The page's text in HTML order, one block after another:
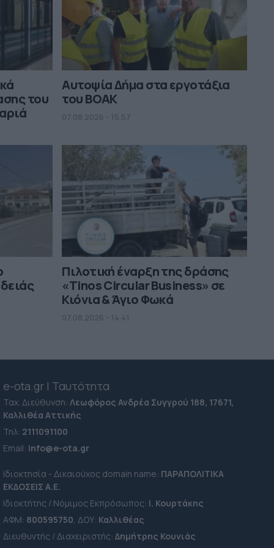
του
Αυτοψία Δήμα στα εργοτάξια
του ΒΟΑΚ
07.08.2026 - 15.57
Πιλοτική έναρξη της δράσης
«Tinos Circular Business» σε
Κιόνια & Άγιο Φωκά
07.08.2026 - 14.41
e-ota.gr | Ταυτότητα
Ταχ. Διεύθυνση:Λεωφόρος Ανδρέα Συγγρού 188, 17671,
Καλλιθέα Αττικής
Τηλ: 2111091100
Εmail: info@e-ota.gr
Ιδιοκτησία - Δικαιούχος domain name: ΠΑΡΑΠΟΛΙΤΙΚΑ
ΕΚΔΟΣΕΙΣ A.E.
Ιδιοκτήτης / Νόμιμος Εκπρόσωπος: Ι. Κουρτάκης
ΑΦΜ: 800595750 , ΔΟΥ: Καλλιθέας
Διευθυντής / Διαχειριστής:Δημήτρης Κουνιάς